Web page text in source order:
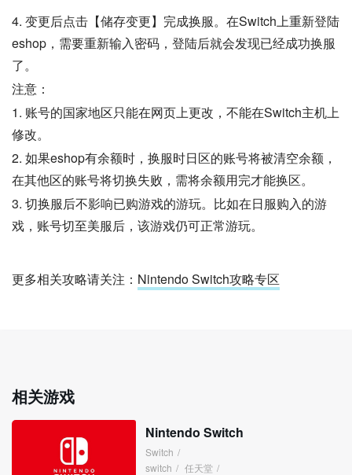
4. 变更后点击【储存变更】完成换服。在Switch上重新登陆
eshop，需要重新输入密码，登陆后就会发现已经成功换服
了。
注意：
1. 账号的国家地区只能在网页上更改，不能在Switch主机上
修改。
2. 如果eshop有余额时，换服时日区的账号将被清空余额，
在其他区的账号将切换失败，需将余额用完才能换区。
3. 切换服后不影响已购游戏的游玩。比如在日服购入的游
戏，账号切至美服后，该游戏仍可正常游玩。
更多相关攻略请关注： Nintendo Switch攻略专区
相关游戏
Nintendo Switch
Switch /
switch / 任天堂 /